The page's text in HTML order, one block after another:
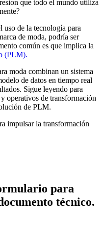
que todo el mundo utiliza
de la tecnología para
de moda, podría ser
común es que implica la
(PLM).
moda combinan un sistema
de datos en tiempo real
Sigue leyendo para
operativos de transformación
de PLM.
impulsar la transformación
para
técnico.